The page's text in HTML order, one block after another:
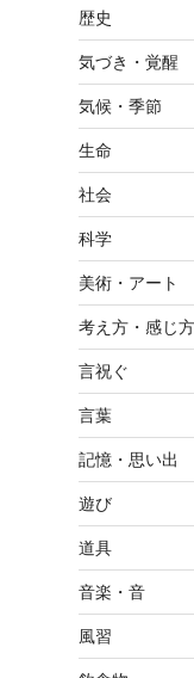
歴史
気づき・覚醒
気候・季節
生命
社会
科学
美術・アート
考え方・感じ方
言祝ぐ
言葉
記憶・思い出
遊び
道具
音楽・音
風習